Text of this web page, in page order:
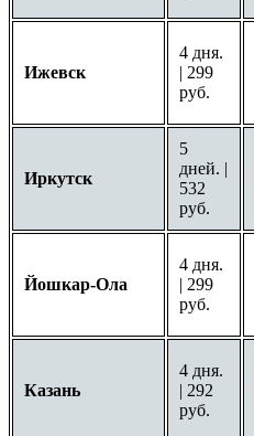
Ижевск
4 дня.
| 299
руб.
Иркутск
5
дней. |
532
руб.
Йошкар-Ола
4 дня.
| 299
руб.
Казань
4 дня.
| 292
руб.